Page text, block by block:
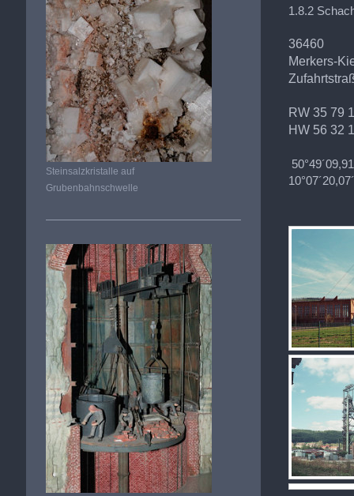
1.8.2
36460
Merkers-
RW 35 79
HW 56 32
Steinsalzkristalle auf
Grubenbahnschwelle